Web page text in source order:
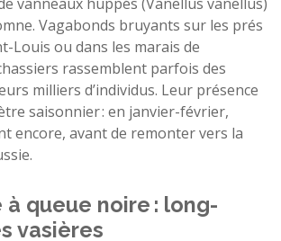
Vagabonds bruyants sur les prés
Louis ou dans les marais de
rassemblent parfois des
milliers d’individus. Leur présence
saisonnier : en janvier-février,
encore, avant de remonter vers la
à queue noire : long-
vasières